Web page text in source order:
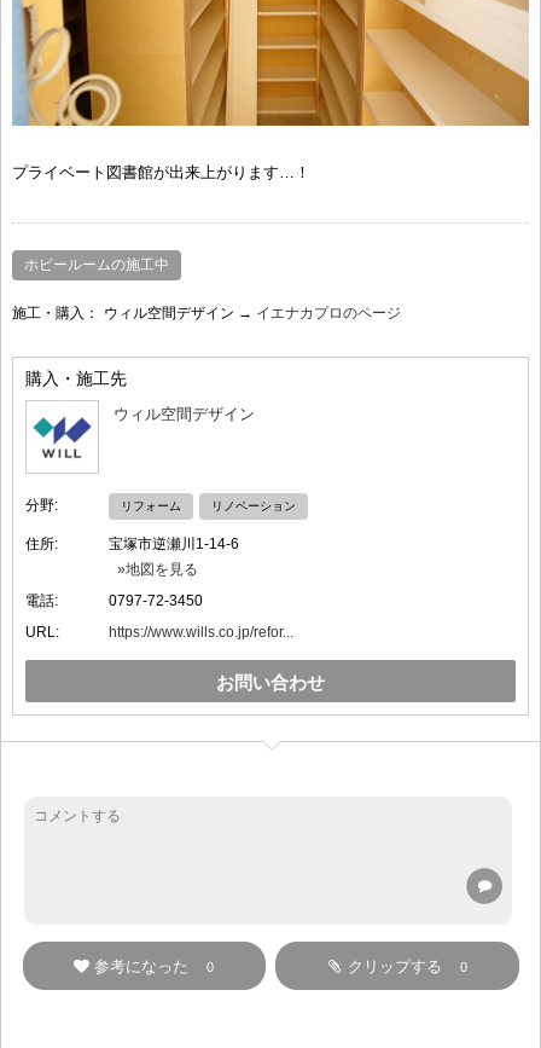
プライベート図書館が出来上がります…！
ホビールームの施工中
施工・購入： ウィル空間デザイン → イエナカプロのページ
購入・施工先
ウィル空間デザイン
分野: リフォーム リノベーション
住所:
宝塚市逆瀬川1-14-6
»地図を見る
電話:
0797-72-3450
URL:
https://www.wills.co.jp/refor...
お問い合わせ
クリップする 0
参考になった 0